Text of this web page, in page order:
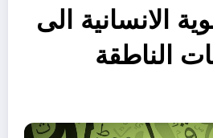
الانسانية الى
الناطقة